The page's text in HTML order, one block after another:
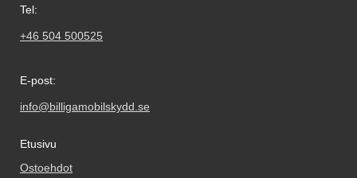
Tel:
+46 504 500525
E-post:
info@billigamobilskydd.se
Etusivu
Ostoehdot